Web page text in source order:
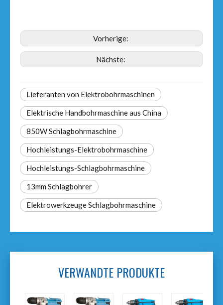
Vorherige:
Nächste:
Lieferanten von Elektrobohrmaschinen
Elektrische Handbohrmaschine aus China
850W Schlagbohrmaschine
Hochleistungs-Elektrobohrmaschine
Hochleistungs-Schlagbohrmaschine
13mm Schlagbohrer
Elektrowerkzeuge Schlagbohrmaschine
VERWANDTE PRODUKTE